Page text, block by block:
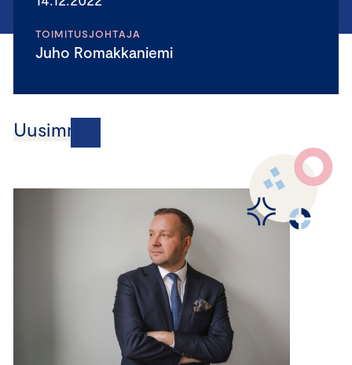
TOIMITUSJOHTAJA
Juho Romakkaniemi
Uusimmat